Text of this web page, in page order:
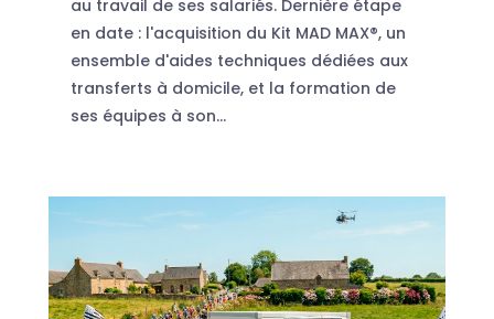
au travail de ses salariés. Dernière étape
en date : l'acquisition du Kit MAD MAX®, un
ensemble d'aides techniques dédiées aux
transferts à domicile, et la formation de
ses équipes à son...